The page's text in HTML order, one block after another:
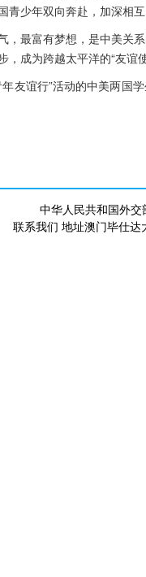
青少年双向奔赴，加深相
，最富有梦想，是中美关
，成为跨越太平洋的“友
友谊行”活动的中美两国
中华人民共和国外
联系我们 地址澳门毕仕